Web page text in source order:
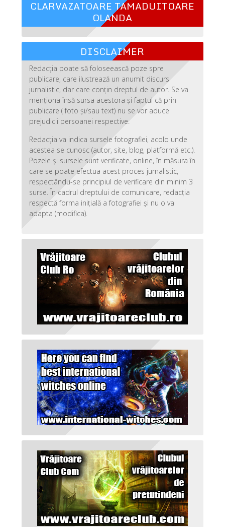
CLARVAZATOARE TAMADUITOARE
OLANDA
DISCLAIMER
Redacția poate să foloseească poze spre
publicare, care ilustrează un anumit discurs
jurnalistic, dar care conțin dreptul de autor. Se va
menționa însă sursa acestora și faptul că prin
publicare ( foto și/sau text) nu se vor aduce
prejudicii persoanei respective.
Redacția va indica sursele fotografiei, acolo unde
acestea se cunosc (autor, site, blog, platformă etc.).
Pozele și sursele sunt verificate, online, în măsura în
care se poate efectua acest proces jurnalistic,
respectându-se principiul de verificare din minim 3
surse. În cadrul dreptului de comunicare, redacția
respectă forma inițială a fotografiei și nu o va
adapta (modifica).